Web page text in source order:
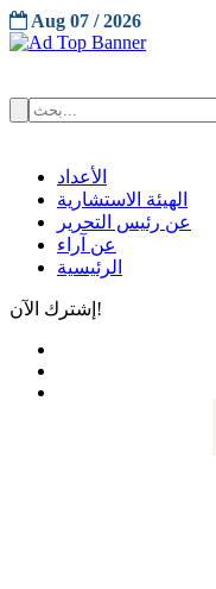
Aug 07 / 2026
الأعداد
الهيئة الاستشارية
عن رئيس التحرير
عن آراء
الرئيسية
إشترك الآن!